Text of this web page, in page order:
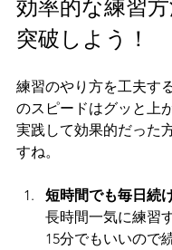
効率的な練習
突破しよう！
練習のやり方を工夫す
のスピードはグッと上
実践して効果的だった
すね。
短時間でも毎日続
長時間一気に練習
15分でもいいので